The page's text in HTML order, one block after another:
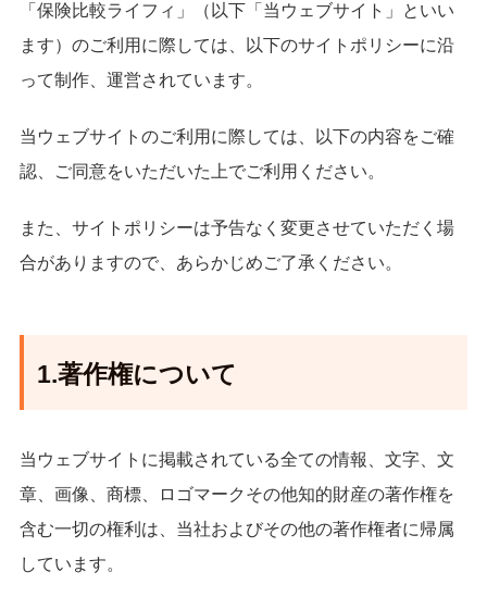
「保険比較ライフィ」（以下「当ウェブサイト」といい
ます）のご利⽤に際しては、以下のサイトポリシーに沿
って制作、運営されています。
当ウェブサイトのご利⽤に際しては、以下の内容をご確
認、ご同意をいただいた上でご利⽤ください。
また、サイトポリシーは予告なく変更させていただく場
合がありますので、あらかじめご了承ください。
1.著作権について
当ウェブサイトに掲載されている全ての情報、文字、文
章、画像、商標、ロゴマークその他知的財産の著作権を
含む一切の権利は、当社およびその他の著作権者に帰属
しています。